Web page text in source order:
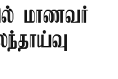
மாணவர்